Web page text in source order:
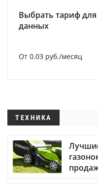
Выбрать тариф
данных
От 0.03 руб./месяц
ТЕХНИКА